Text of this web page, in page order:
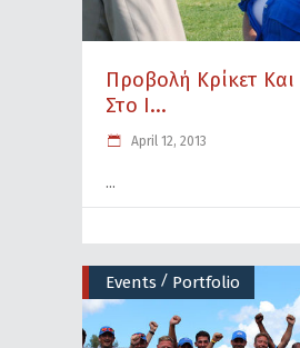
Προβολή Κρίκετ
Στο I...
April 12, 2013
Events / Portfolio